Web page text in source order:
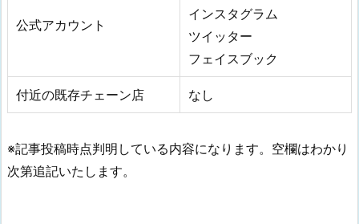
公式アカウント
インスタグラム
ツイッター
フェイスブック
付近の既存チェーン店 なし
※記事投稿時点判明している内容になります。空欄はわかり
次第追記いたします。